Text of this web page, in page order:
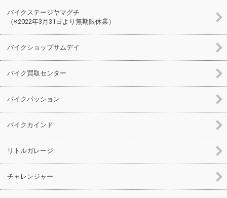
バイクステージヤマグチ
（※2022年3月31日より無期限休業）
バイクショップサムデイ
バイク買取センター
バイクパッション
バイクカインド
リトルガレージ
チャレンジャー